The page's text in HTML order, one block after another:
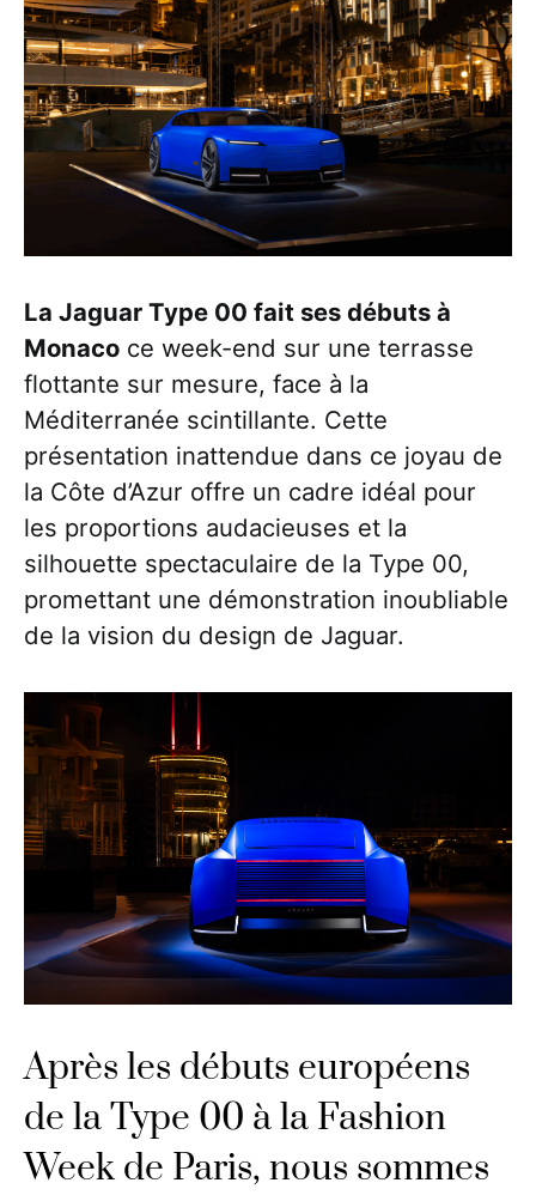
La Jaguar Type 00 fait ses débuts à
Monaco ce week-end sur une terrasse
flottante sur mesure, face à la
Méditerranée scintillante. Cette
présentation inattendue dans ce joyau de
la Côte d’Azur offre un cadre idéal pour
les proportions audacieuses et la
silhouette spectaculaire de la Type 00,
promettant une démonstration inoubliable
de la vision du design de Jaguar.
Après les débuts européens
de la Type 00 à la Fashion
Week de Paris, nous sommes